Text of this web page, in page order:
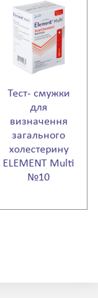
Тест- смужки
для
визначення
загального
холестерину
ELEMENT Multi
№10